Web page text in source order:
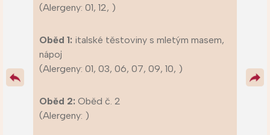
(Alergeny: 01, 12, )
Oběd 1: italské těstoviny s mletým masem,
nápoj
(Alergeny: 01, 03, 06, 07, 09, 10, )
Oběd 2: Oběd č. 2
(Alergeny: )